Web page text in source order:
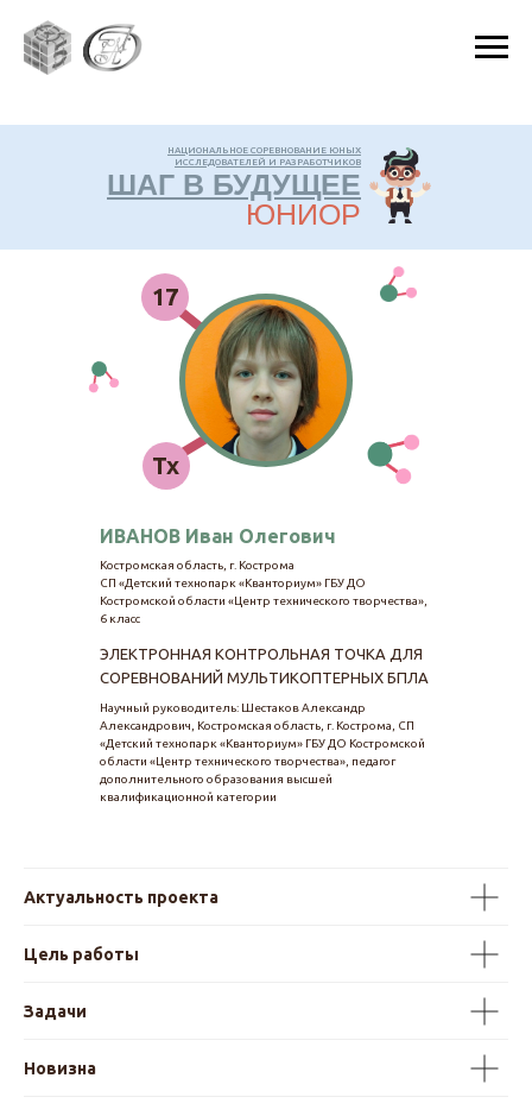
ШАГ В БУДУЩЕЕ
НАЦИОНАЛЬНОЕ СОРЕВНОВАНИЕ ЮНЫХ
ИССЛЕДОВАТЕЛЕЙ И РАЗРАБОТЧИКОВ
ЮНИОР
17
Тх
ИВАНОВ Иван Олегович
Костромская область, г. Кострома
СП «Детский технопарк «Кванториум» ГБУ ДО
Костромской области «Центр технического творчества»,
6 класс
Научный руководитель: Шестаков Александр
Александрович, Костромская область, г. Кострома, СП
«Детский технопарк «Кванториум» ГБУ ДО Костромской
области «Центр технического творчества», педагог
дополнительного образования высшей
квалификационной категории
ЭЛЕКТРОННАЯ КОНТРОЛЬНАЯ ТОЧКА ДЛЯ
СОРЕВНОВАНИЙ МУЛЬТИКОПТЕРНЫХ БПЛА
Актуальность проекта
Цель работы
Задачи
Новизна